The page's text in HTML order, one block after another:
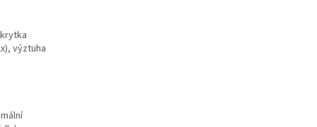
výztuha